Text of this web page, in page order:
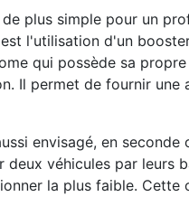
plus simple pour un
l'utilisation d'un
qui possède sa
Il permet de fournir une
envisagé, en seconde
véhicules par leurs
la plus faible. Cette